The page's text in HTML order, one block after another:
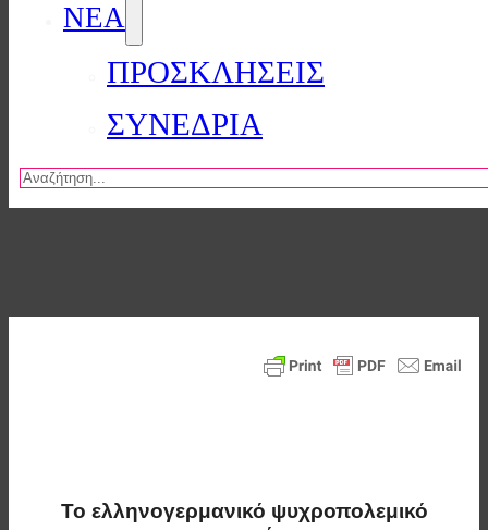
ΝΕΑ
ΠΡΟΣΚΛΗΣΕΙΣ
ΣΥΝΕΔΡΙΑ
Αναζήτηση
Το ελληνογερμανικό ψυχροπολεμικό